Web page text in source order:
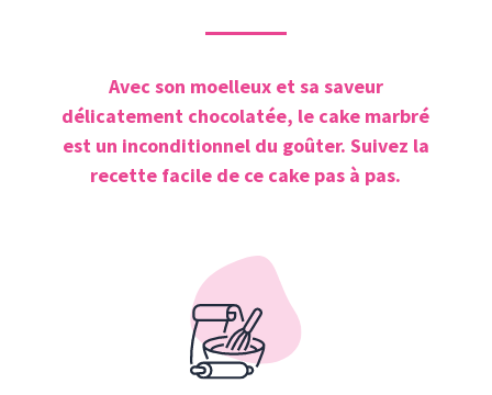
Avec son moelleux et sa saveur
délicatement chocolatée, le cake marbré
est un inconditionnel du goûter. Suivez la
recette facile de ce cake pas à pas.